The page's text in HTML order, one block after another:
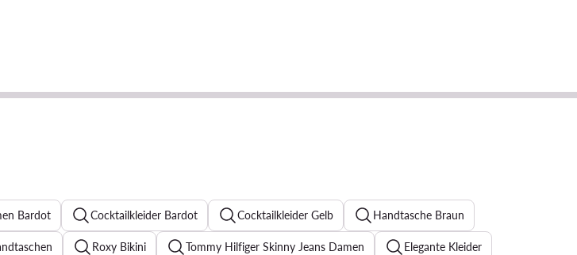
Bardot Cocktailkleider Bardot Cocktailkleider Gelb Handtasche Braun
Roxy Bikini Tommy Hilfiger Skinny Jeans Damen Elegante Kleider